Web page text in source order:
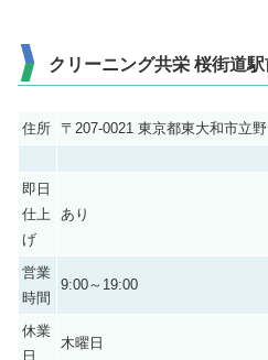
クリーニング共栄 桜街道
住所 〒207-0021 東京都東大和市立
即日
仕上
げ
あり
営業
時間
9:00～19:00
休業
日
木曜日